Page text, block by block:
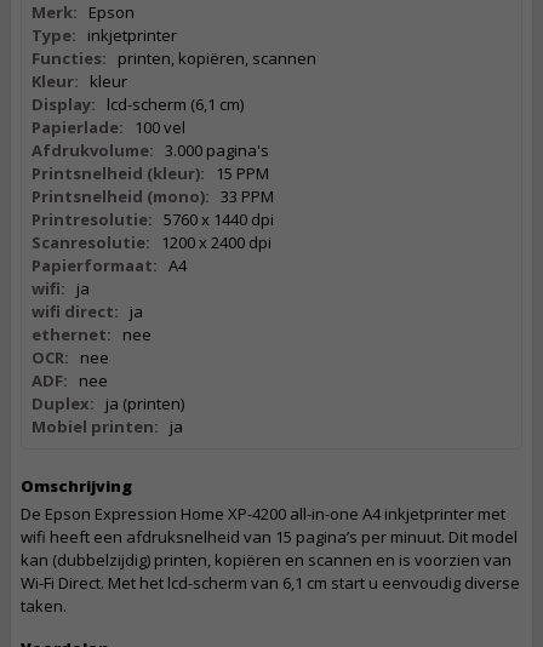
Merk:
Epson
Type:
inkjetprinter
Functies:
printen, kopiëren, scannen
Kleur:
kleur
Display:
lcd-scherm (6,1 cm)
Papierlade:
100 vel
Afdrukvolume: 3.000 pagina's
Printsnelheid (kleur):
15 PPM
Printsnelheid (mono): 33 PPM
Printresolutie: 5760 x 1440 dpi
Scanresolutie:
1200 x 2400 dpi
Papierformaat: A4
wifi:
ja
wifi direct:
ja
ethernet:
nee
OCR:
nee
ADF:
nee
Duplex:
ja (printen)
Mobiel printen:
ja
Omschrijving
De Epson Expression Home XP-4200 all-in-one A4 inkjetprinter met
wifi heeft een afdruksnelheid van 15 pagina’s per minuut. Dit model
kan (dubbelzijdig) printen, kopiëren en scannen en is voorzien van
Wi-Fi Direct. Met het lcd-scherm van 6,1 cm start u eenvoudig diverse
taken.